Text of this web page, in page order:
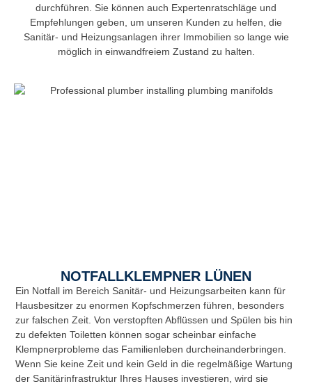
durchführen. Sie können auch Expertenratschläge und
Empfehlungen geben, um unseren Kunden zu helfen, die
Sanitär- und Heizungsanlagen ihrer Immobilien so lange wie
möglich in einwandfreiem Zustand zu halten.
NOTFALLKLEMPNER LÜNEN
Ein Notfall im Bereich Sanitär- und Heizungsarbeiten kann für
Hausbesitzer zu enormen Kopfschmerzen führen, besonders
zur falschen Zeit. Von verstopften Abflüssen und Spülen bis hin
zu defekten Toiletten können sogar scheinbar einfache
Klempnerprobleme das Familienleben durcheinanderbringen.
Wenn Sie keine Zeit und kein Geld in die regelmäßige Wartung
der Sanitärinfrastruktur Ihres Hauses investieren, wird sie